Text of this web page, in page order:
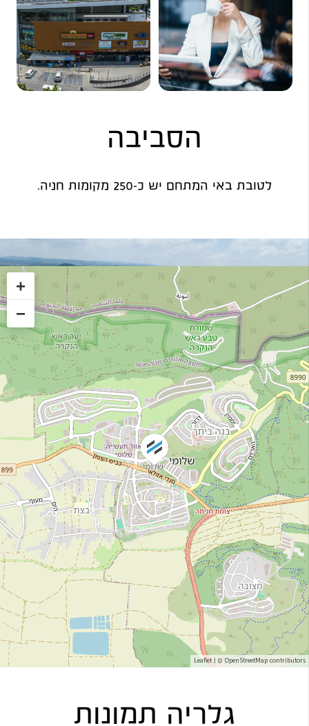
הסביבה
לטובת באי המתחם יש כ-250 מקומות חניה.
+
−
Leaflet| © OpenStreetMap contributors
גלריה תמונות